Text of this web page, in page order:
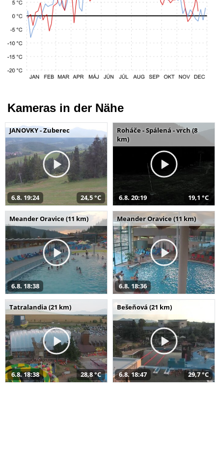
Kameras in der Nähe
JANOVKY - Zuberec
6.8. 19:24 24,5 °C
Roháče - Spálená - vrch (8
km)
6.8. 20:19 19,1 °C
Meander Oravice (11 km)
6.8. 18:38
Meander Oravice (11 km)
6.8. 18:36
Tatralandia (21 km)
6.8. 18:38 28,8 °C
Bešeňová (21 km)
6.8. 18:47 29,7 °C